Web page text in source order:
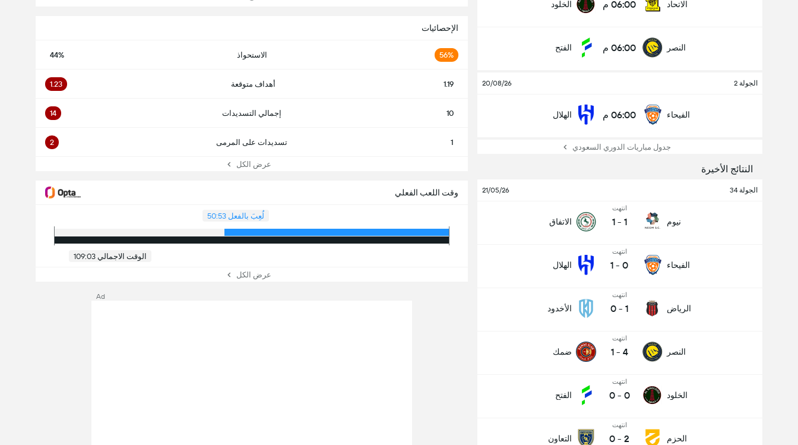
الاتحاد 06:00 م الخلود
النصر 06:00 م الفتح
الجولة 2 20/08/26
الفيحاء 06:00 م الهلال
جدول مباريات الدوري السعودي
النتائج الأخيرة
الجولة 34 21/05/26
نيوم
انتهت
1
-
1 الاتفاق
الفيحاء
انتهت
0
-
1 الهلال
الرياض
انتهت
1
-
0 الأخدود
النصر
انتهت
4
-
1 ضمك
الخلود
انتهت
0
-
0 الفتح
الحزم
انتهت
2
-
0 التعاون
الإحصائيات
56% الاستحواذ 44%
1.19 أهداف متوقعة 1.23
10 إجمالي التسديدات 14
1 تسديدات على المرمى 2
عرض الكل
وقت اللعب الفعلي
لُعِبَ بالفعل 50:53
الوقت الاجمالي 109:03
عرض الكل
Ad